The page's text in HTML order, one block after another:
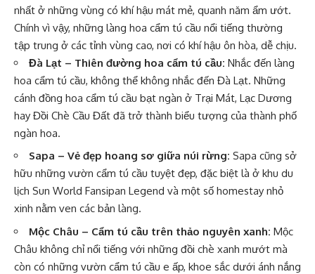
nhất ở những vùng có khí hậu mát mẻ, quanh năm ẩm ướt.
Chính vì vậy, những làng hoa cẩm tú cầu nổi tiếng thường
tập trung ở các tỉnh vùng cao, nơi có khí hậu ôn hòa, dễ chịu.
Đà Lạt – Thiên đường hoa cẩm tú cầu: Nhắc đến làng
hoa cẩm tú cầu, không thể không nhắc đến Đà Lạt. Những
cánh đồng hoa cẩm tú cầu bạt ngàn ở Trại Mát, Lạc Dương
hay Đồi Chè Cầu Đất đã trở thành biểu tượng của thành phố
ngàn hoa.
Sapa – Vẻ đẹp hoang sơ giữa núi rừng: Sapa cũng sở
hữu những vườn cẩm tú cầu tuyệt đẹp, đặc biệt là ở khu du
lịch Sun World Fansipan Legend và một số homestay nhỏ
xinh nằm ven các bản làng.
Mộc Châu – Cẩm tú cầu trên thảo nguyên xanh: Mộc
Châu không chỉ nổi tiếng với những đồi chè xanh mướt mà
còn có những vườn cẩm tú cầu e ấp, khoe sắc dưới ánh nắng